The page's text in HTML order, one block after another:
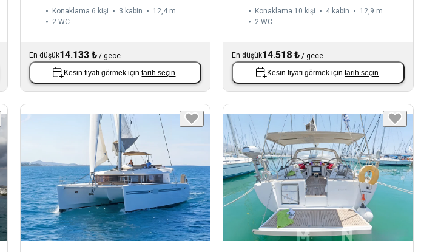
Konaklama 6 kişi 3 kabin
12,4 m
2 WC
En düşük14.133 ₺/ gece
Kesin fiyatı görmek içintarih seçin
Konaklama 10 kişi 4 kabin
12,9 m
2 WC
En düşük14.518 ₺ /gece
Kesin fiyatı görmek içintarih seçin